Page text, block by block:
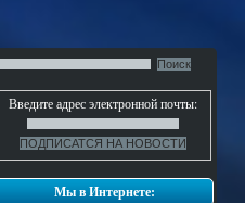
Введите адрес электронной почты:
Мы в Интернете: